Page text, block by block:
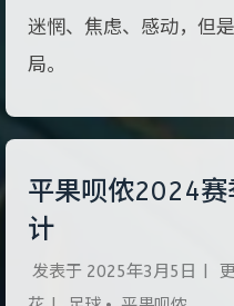
迷惘、焦虑、感动，但
局。
平果呗侬2024赛
计
发表于 2025年3月5日